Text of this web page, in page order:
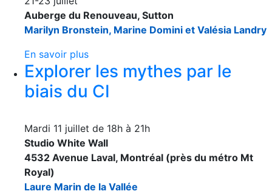
Auberge du Renouveau, Sutton
Marilyn Bronstein, Marine Domini et Valésia Landry
En savoir plus
Explorer les mythes par le
biais du CI
Mardi 11 juillet de 18h à 21h
Studio White Wall
4532 Avenue Laval, Montréal (près du métro Mt
Royal)
Laure Marin de la Vallée